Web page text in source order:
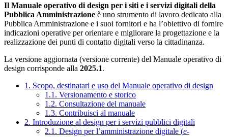
Il Manuale operativo di design per i siti e i servizi digitali della
Pubblica Amministrazione è uno strumento di lavoro dedicato alla
Pubblica Amministrazione e i suoi fornitori e ha l’obiettivo di fornire
indicazioni operative per orientare e migliorare la progettazione e la
realizzazione dei punti di contatto digitali verso la cittadinanza.
La versione aggiornata (versione corrente) del Manuale operativo di
design corrisponde alla 2025.1.
1. Scopo, destinatari e uso del Manuale operativo di design
1.1. Versionamento e storico
1.2. Consultazione del manuale
1.3. Contribuisci al manuale
2. Introduzione al design per i servizi pubblici digitali
2.1. Design per l’amministrazione digitale (e-